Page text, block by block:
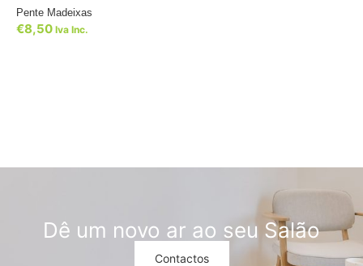
Pente Madeixas
€8,50 Iva Inc.
Dê um novo ar ao seu Salão
Contactos